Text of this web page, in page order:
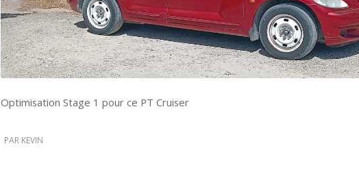
Optimisation Stage 1 pour ce PT Cruiser
PAR KEVIN